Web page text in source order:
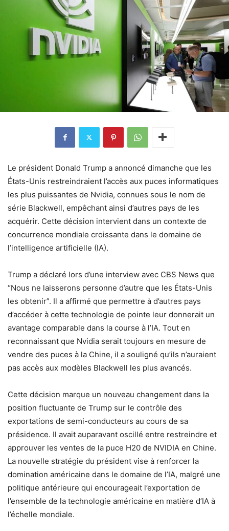
Le président Donald Trump a annoncé dimanche que les
États-Unis restreindraient l’accès aux puces informatiques
les plus puissantes de Nvidia, connues sous le nom de
série Blackwell, empêchant ainsi d’autres pays de les
acquérir. Cette décision intervient dans un contexte de
concurrence mondiale croissante dans le domaine de
l’intelligence artificielle (IA).
Trump a déclaré lors d’une interview avec CBS News que
“Nous ne laisserons personne d’autre que les États-Unis
les obtenir”. Il a affirmé que permettre à d’autres pays
d’accéder à cette technologie de pointe leur donnerait un
avantage comparable dans la course à l’IA. Tout en
reconnaissant que Nvidia serait toujours en mesure de
vendre des puces à la Chine, il a souligné qu’ils n’auraient
pas accès aux modèles Blackwell les plus avancés.
Cette décision marque un nouveau changement dans la
position fluctuante de Trump sur le contrôle des
exportations de semi-conducteurs au cours de sa
présidence. Il avait auparavant oscillé entre restreindre et
approuver les ventes de la puce H20 de NVIDIA en Chine.
La nouvelle stratégie du président vise à renforcer la
domination américaine dans le domaine de l’IA, malgré une
politique antérieure qui encourageait l’exportation de
l’ensemble de la technologie américaine en matière d’IA à
l’échelle mondiale.